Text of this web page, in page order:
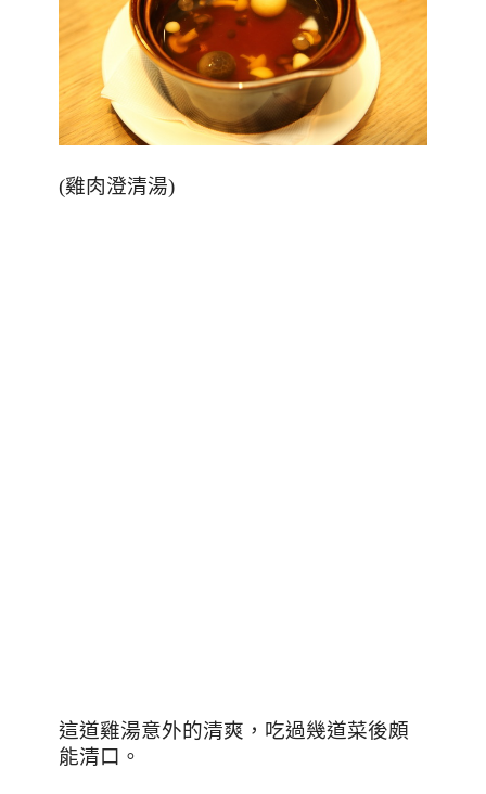
(雞肉澄清湯)
這道雞湯意外的清爽，吃過幾道菜後頗
能清口。